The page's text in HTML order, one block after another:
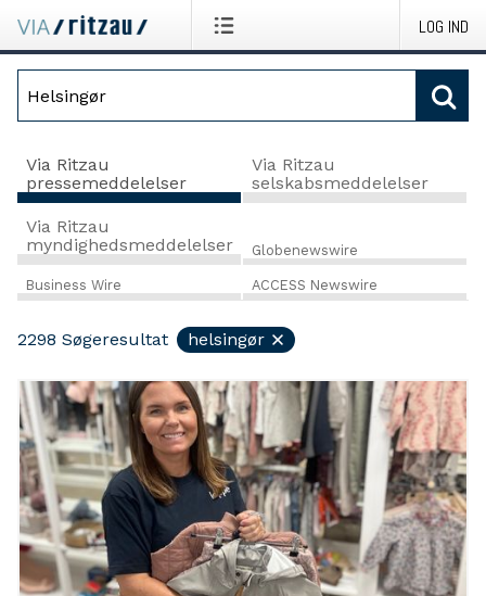
LOG IND
Via Ritzau
pressemeddelelser
Via Ritzau
selskabsmeddelelser
Via Ritzau
myndighedsmeddelelser
Globenewswire
Business Wire ACCESS Newswire
2298 Søgeresultat helsingør